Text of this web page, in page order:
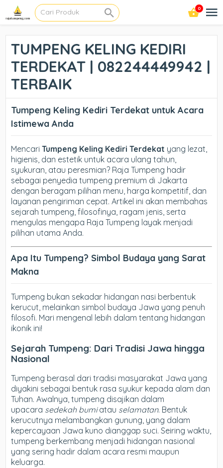
0
TUMPENG KELING KEDIRI
TERDEKAT | 082244449942 |
TERBAIK
Tumpeng Keling Kediri Terdekat untuk Acara
Istimewa Anda
MencariTumpeng Keling Kediri Terdekat yang lezat,
higienis, dan estetik untuk acara ulang tahun,
syukuran, atau peresmian? Raja Tumpeng hadir
sebagai penyedia tumpeng premium di Jakarta
dengan beragam pilihan menu, harga kompetitif, dan
layanan pengiriman cepat. Artikel ini akan membahas
sejarah tumpeng, filosofinya, ragam jenis, serta
mengulas mengapa Raja Tumpeng layak menjadi
pilihan utama Anda.
Apa Itu Tumpeng? Simbol Budaya yang Sarat
Makna
Tumpeng bukan sekadar hidangan nasi berbentuk
kerucut, melainkan simbol budaya Jawa yang penuh
filosofi. Mari mengenal lebih dalam tentang hidangan
ikonik ini!
Sejarah Tumpeng: Dari Tradisi Jawa hingga
Nasional
Tumpeng berasal dari tradisi masyarakat Jawa yang
diyakini sebagai bentuk rasa syukur kepada alam dan
Tuhan. Awalnya, tumpeng disajikan dalam
upacara sedekah bumiatau selamatan. Bentuk
kerucutnya melambangkan gunung, yang dalam
kepercayaan Jawa kuno dianggap suci. Seiring waktu,
tumpeng berkembang menjadi hidangan nasional
yang sering hadir dalam acara resmi maupun
keluarga.